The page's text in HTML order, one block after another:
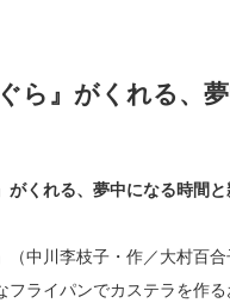
ら』がくれる、
がくれる、夢中になる時間
（中川李枝子・作／大村百
フライパンでカステラを作